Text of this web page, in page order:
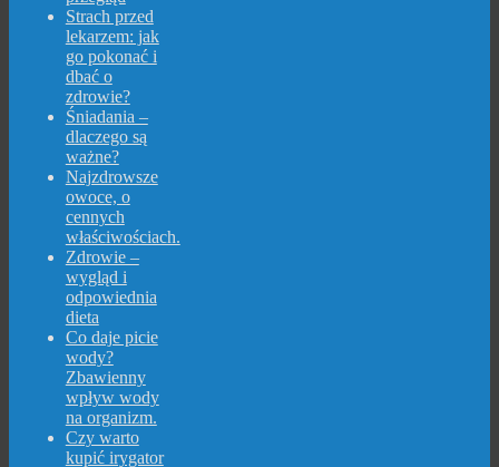
Strach przed
lekarzem: jak
go pokonać i
dbać o
zdrowie?
Śniadania –
dlaczego są
ważne?
Najzdrowsze
owoce, o
cennych
właściwościach.
Zdrowie –
wygląd i
odpowiednia
dieta
Co daje picie
wody?
Zbawienny
wpływ wody
na organizm.
Czy warto
kupić irygator